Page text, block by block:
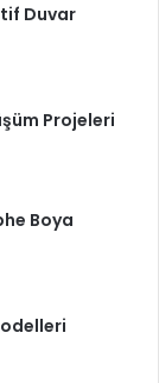
Duvar
Projeleri
Boya